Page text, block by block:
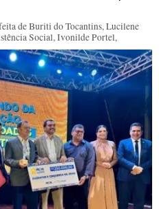
de Buriti do Tocantins, Lucilene
Social, Ivonilde Portel,